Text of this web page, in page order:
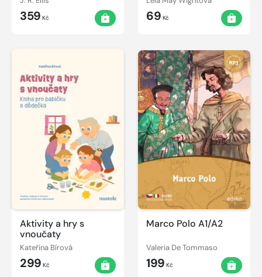
359 Kč 69 Kč
Aktivity a hry s
vnoučaty
Kateřina Bírová
299 Kč
Marco Polo A1/A2
Valeria De Tommaso
199 Kč